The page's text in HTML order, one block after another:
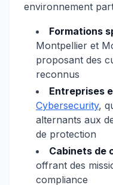
environnement
Formations
Montpellier et
proposant des
reconnus
Entreprises
Cybersecurity,
alternants aux
de protection
Cabinets de
offrant des
compliance